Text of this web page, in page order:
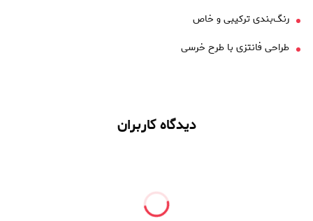
رنگ‌بندی ترکیبی و خاص
طراحی فانتزی با طرح خرسی
دیدگاه کاربران